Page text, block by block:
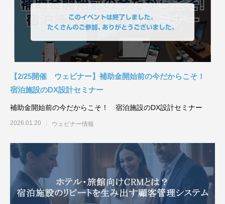
【2/25開催 ウェビナー】補助金開始前の今だからこそ！
宿泊施設のDX設計セミナー
補助金開始前の今だからこそ！ 宿泊施設のDX設計セミナー
2026.01.20 ウェビナー情報